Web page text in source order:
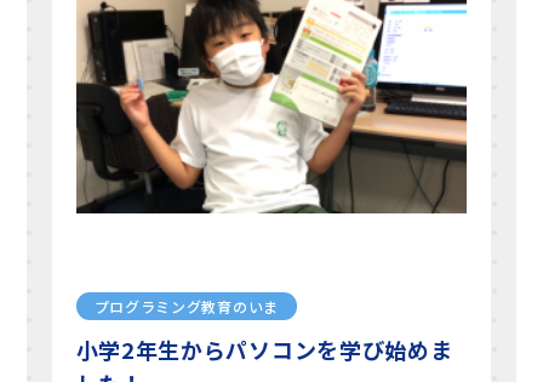
プログラミング教育のいま
小学2年生からパソコンを学び始めま